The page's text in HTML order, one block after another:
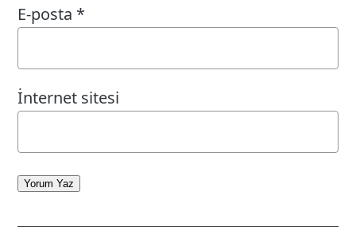
E-posta *
İnternet sitesi
Yorum Yaz